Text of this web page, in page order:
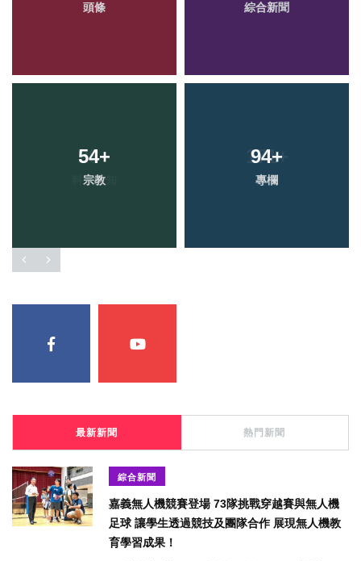
頭條 綜合新聞
54+
宗教
94+
專欄
最新新聞 熱門新聞
綜合新聞
嘉義無人機競賽登場 73隊挑戰穿越賽與無人機
足球 讓學生透過競技及團隊合作 展現無人機教
育學習成果！